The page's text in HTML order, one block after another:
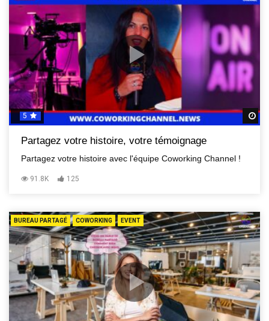
5
Partagez votre histoire, votre témoignage
Partagez votre histoire avec l'équipe Coworking Channel !
91.8K 125
BUREAU PARTAGÉ COWORKING EVENT